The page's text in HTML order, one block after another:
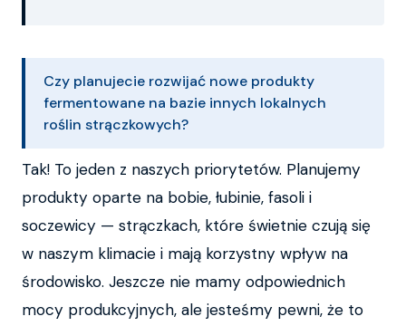
Czy planujecie rozwijać nowe produkty
fermentowane na bazie innych lokalnych
roślin strączkowych?
Tak! To jeden z naszych priorytetów. Planujemy
produkty oparte na bobie, łubinie, fasoli i
soczewicy — strączkach, które świetnie czują się
w naszym klimacie i mają korzystny wpływ na
środowisko. Jeszcze nie mamy odpowiednich
mocy produkcyjnych, ale jesteśmy pewni, że to